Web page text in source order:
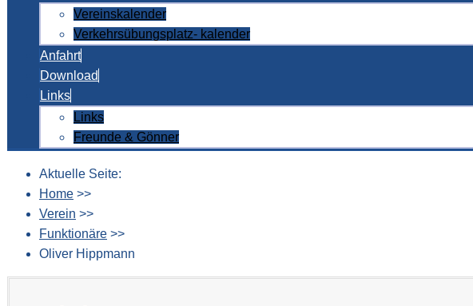
Vereinskalender
Verkehrsübungsplatz- kalender
Anfahrt
Download
Links
Links
Freunde & Gönner
Aktuelle Seite:
Home >>
Verein >>
Funktionäre >>
Oliver Hippmann